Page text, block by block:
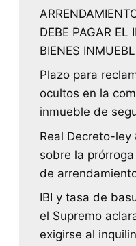
DEBE PAGAR EL
BIENES
Plazo para
ocultos en la
inmueble de
Real Decreto-
sobre la
de
IBI y tasa de
el Supremo
exigirse al